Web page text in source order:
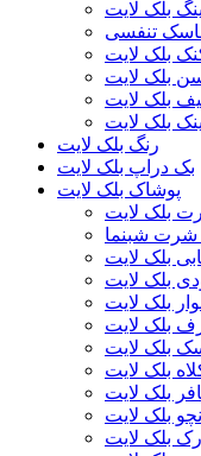
بلک لایت
تنفسی
بلک لایت
بلک لایت
بلک لایت
بلک لایت
رنگ بلک لایت
بک دراپ بلک لایت
پوشاک بلک لایت
بلک لایت
شرت شبنما
بلک لایت
بلک لایت
بلک لایت
بلک لایت
بلک لایت
بلک لایت
بلک لایت
بلک لایت
بلک لایت